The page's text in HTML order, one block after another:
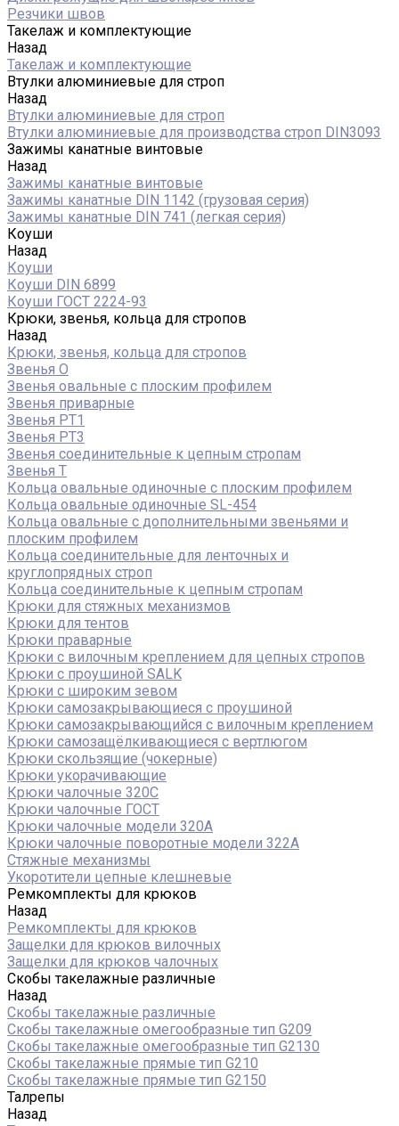
Резчики швов
Такелаж и комплектующие
Назад
Такелаж и комплектующие
Втулки алюминиевые для строп
Назад
Втулки алюминиевые для строп
Втулки алюминиевые для производства строп DIN3093
Зажимы канатные винтовые
Назад
Зажимы канатные винтовые
Зажимы канатные DIN 1142 (грузовая серия)
Зажимы канатные DIN 741 (легкая серия)
Коуши
Назад
Коуши
Коуши DIN 6899
Коуши ГОСТ 2224-93
Крюки, звенья, кольца для стропов
Назад
Крюки, звенья, кольца для стропов
Звенья О
Звенья овальные с плоским профилем
Звенья приварные
Звенья РТ1
Звенья РТ3
Звенья соединительные к цепным стропам
Звенья Т
Кольца овальные одиночные c плоским профилем
Кольца овальные одиночные SL-454
Кольца овальные с дополнительными звеньями и
плоским профилем
Кольца соединительные для ленточных и
круглопрядных строп
Кольца соединительные к цепным стропам
Крюки для стяжных механизмов
Крюки для тентов
Крюки праварные
Крюки с вилочным креплением для цепных стропов
Крюки с проушиной SALK
Крюки с широким зевом
Крюки самозакрывающиеся с проушиной
Крюки самозакрывающийся с вилочным креплением
Крюки самозащёлкивающиеся с вертлюгом
Крюки скользящие (чокерные)
Крюки укорачивающие
Крюки чалочные 320C
Крюки чалочные ГОСТ
Крюки чалочные модели 320А
Крюки чалочные поворотные модели 322А
Стяжные механизмы
Укоротители цепные клешневые
Ремкомплекты для крюков
Назад
Ремкомплекты для крюков
Защелки для крюков вилочных
Защелки для крюков чалочных
Скобы такелажные различные
Назад
Скобы такелажные различные
Скобы такелажные омегообразные тип G209
Скобы такелажные омегообразные тип G2130
Скобы такелажные прямые тип G210
Скобы такелажные прямые тип G2150
Талрепы
Назад